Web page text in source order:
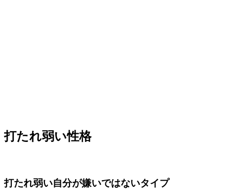
打たれ弱い性格
打たれ弱い自分が嫌いではないタイプ